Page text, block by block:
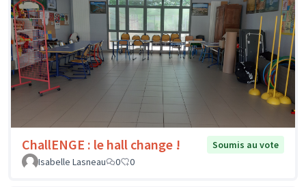
ChallENGE : le hall change !
Soumis au vote
Isabelle Lasneau
0 0